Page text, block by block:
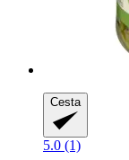
Cesta
5.0 (1)